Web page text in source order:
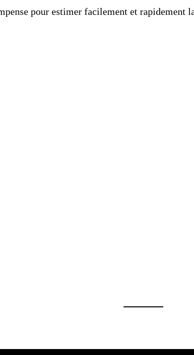
pour estimer facilement et rapidement